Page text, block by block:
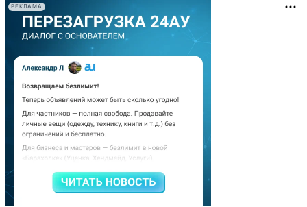
РЕКЛАМА